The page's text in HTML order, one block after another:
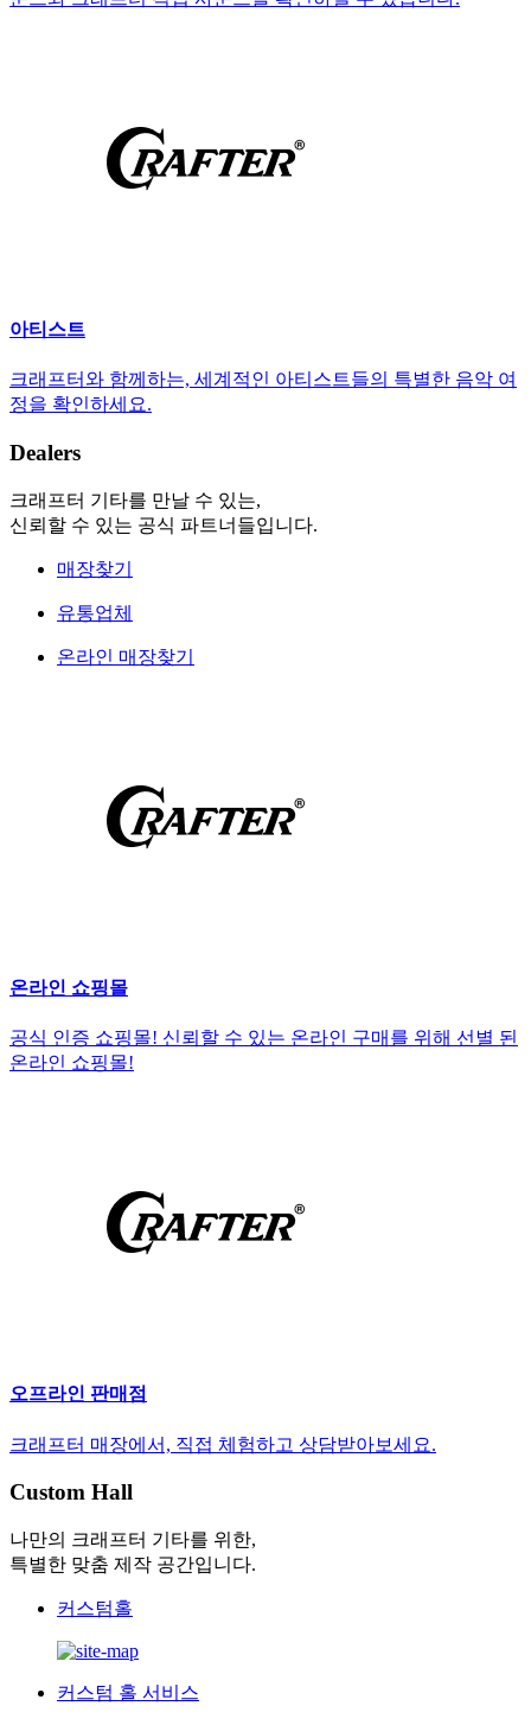
아티스트
크래프터와 함께하는, 세계적인 아티스트들의 특별한 음악 여
정을 확인하세요.
Dealers
크래프터 기타를 만날 수 있는,
신뢰할 수 있는 공식 파트너들입니다.
매장찾기
유통업체
온라인 매장찾기
온라인 쇼핑몰
공식 인증 쇼핑몰! 신뢰할 수 있는 온라인 구매를 위해 선별 된
온라인 쇼핑몰!
오프라인 판매점
크래프터 매장에서, 직접 체험하고 상담받아보세요.
Custom Hall
나만의 크래프터 기타를 위한,
특별한 맞춤 제작 공간입니다.
커스텀홀
커스텀 홀 서비스